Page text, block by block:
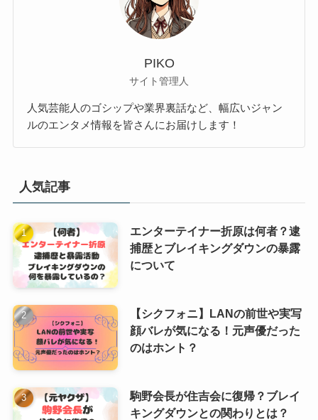
PIKO
サイト管理人
人気芸能人のゴシップや業界裏話など、幅広いジャン
ルのエンタメ情報を皆さんにお届けします！
人気記事
エンターテイナー折原は何者？逮
捕歴とブレイキングダウンの暴露
について
【シクフォニ】LANの前世や実写
顔バレが気になる！元声優だった
のはホント？
駒野会長が住吉会に復帰？ブレイ
キングダウンとの関わりとは？